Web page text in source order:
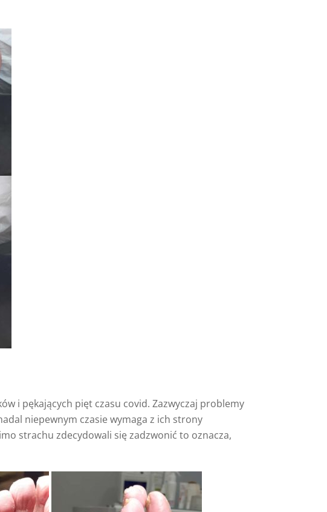
i pękających pięt czasu covid. Zazwyczaj problemy
niepewnym czasie wymaga z ich strony
strachu zdecydowali się zadzwonić to oznacza,